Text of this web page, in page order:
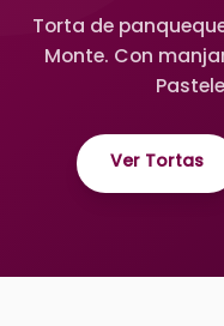
Torta de
Monte. Con
Ver Tortas